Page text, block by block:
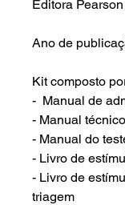
Editora
Ano de
Kit composto
- Manual de
- Manual técnico
- Manual do
- Livro de
- Livro de
triagem